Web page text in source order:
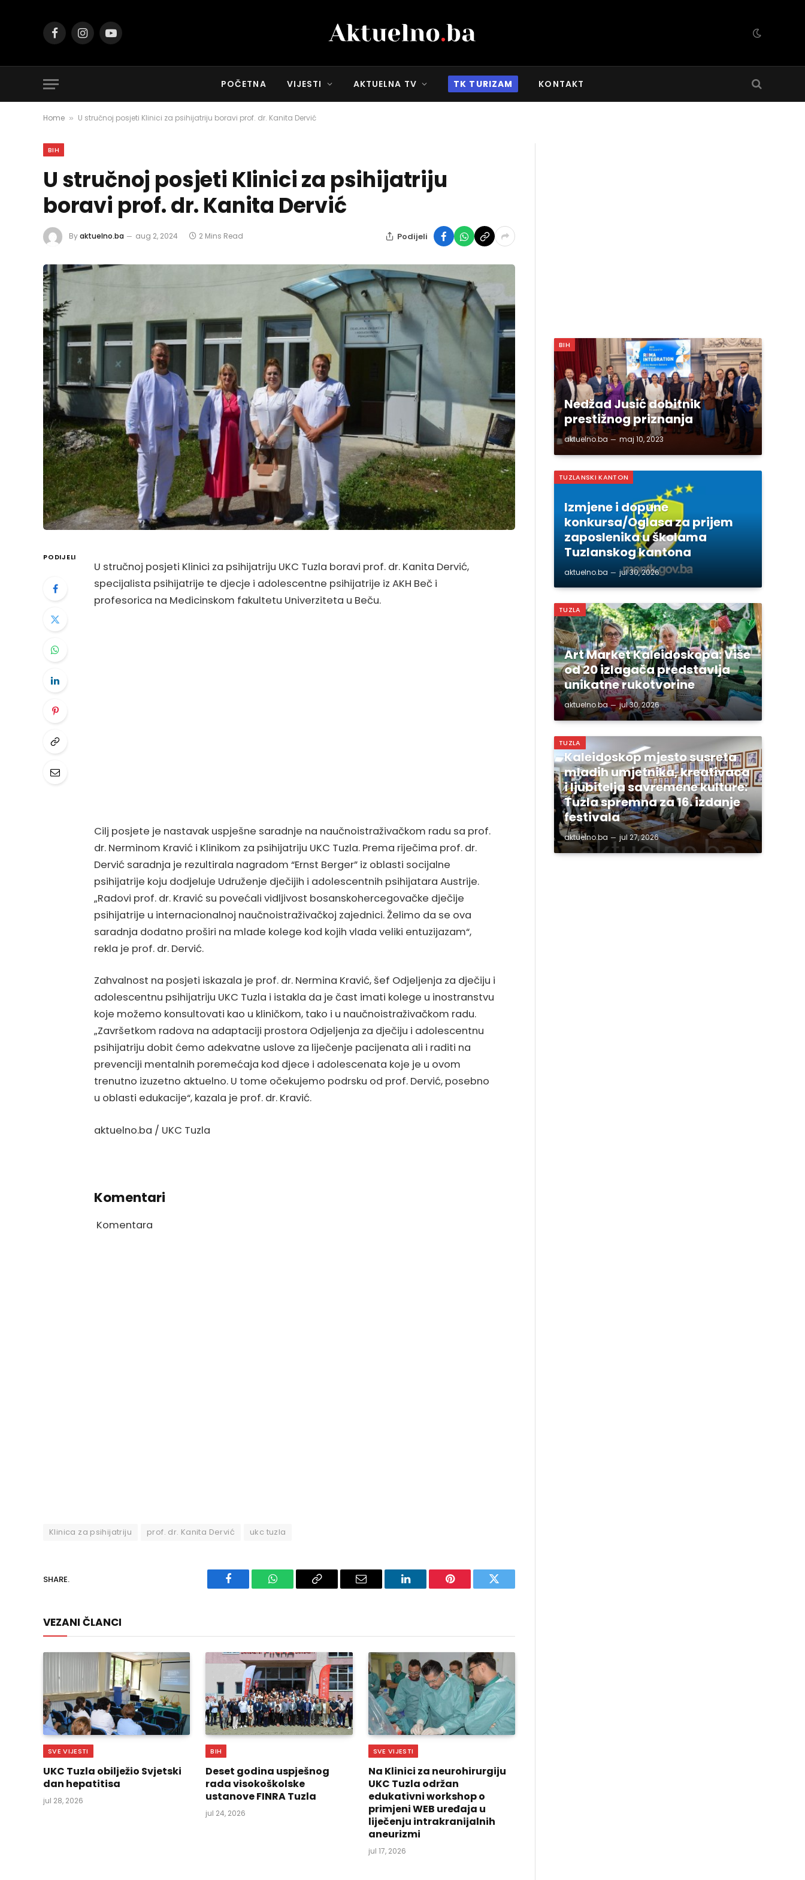
FacebookInstagramYouTube
POČETNA VIJESTI AKTUELNA TV TK TURIZAM KONTAKT
Home » U stručnoj posjeti Klinici za psihijatriju boravi prof. dr. Kanita Dervić
BIH
U stručnoj posjeti Klinici za psihijatriju
boravi prof. dr. Kanita Dervić
Byaktuelno.ba aug 2, 2024 2 Mins Read Podijeli
PODIJELI
U stručnoj posjeti Klinici za psihijatriju UKC Tuzla boravi prof. dr. Kanita Dervić,
specijalista psihijatrije te djecje i adolescentne psihijatrije iz AKH Beč i
profesorica na Medicinskom fakultetu Univerziteta u Beču.
Cilj posjete je nastavak uspješne saradnje na naučnoistraživačkom radu sa prof.
dr. Nerminom Kravić i Klinikom za psihijatriju UKC Tuzla. Prema riječima prof. dr.
Dervić saradnja je rezultirala nagradom “Ernst Berger” iz oblasti socijalne
psihijatrije koju dodjeluje Udruženje dječijih i adolescentnih psihijatara Austrije.
„Radovi prof. dr. Kravić su povećali vidljivost bosanskohercegovačke dječije
psihijatrije u internacionalnoj naučnoistraživačkoj zajednici. Želimo da se ova
saradnja dodatno proširi na mlade kolege kod kojih vlada veliki entuzijazam“,
rekla je prof. dr. Dervić.
Zahvalnost na posjeti iskazala je prof. dr. Nermina Kravić, šef Odjeljenja za dječiju i
adolescentnu psihijatriju UKC Tuzla i istakla da je čast imati kolege u inostranstvu
koje možemo konsultovati kao u kliničkom, tako i u naučnoistraživačkom radu.
„Završetkom radova na adaptaciji prostora Odjeljenja za dječiju i adolescentnu
psihijatriju dobit ćemo adekvatne uslove za liječenje pacijenata ali i raditi na
prevenciji mentalnih poremećaja kod djece i adolescenata koje je u ovom
trenutno izuzetno aktuelno. U tome očekujemo podrsku od prof. Dervić, posebno
u oblasti edukacije“, kazala je prof. dr. Kravić.
aktuelno.ba / UKC Tuzla
Komentari
Komentara
Klinica za psihijatriju prof. dr. Kanita Dervić ukc tuzla
SHARE.
Facebook WhatsAppCopy
Email LinkedIn Pinterest Twitter
VEZANI ČLANCI
SVE VIJESTI
UKC Tuzla obilježio Svjetski
dan hepatitisa
jul 28, 2026
BIH
Deset godina uspješnog
rada visokoškolske
ustanove FINRA Tuzla
jul 24, 2026
SVE VIJESTI
Na Klinici za neurohirurgiju
UKC Tuzla održan
edukativni workshop o
primjeni WEB uređaja u
liječenju intrakranijalnih
aneurizmi
jul 17, 2026
BIH
Nedžad Jusić dobitnik
prestižnog priznanja
aktuelno.ba maj 10, 2023
TUZLANSKI KANTON
Izmjene i dopune
konkursa/Oglasa za prijem
zaposlenika u školama
Tuzlanskog kantona
aktuelno.ba jul 30, 2026
TUZLA
Art Market Kaleidoskopa: Više
od 20 izlagača predstavlja
unikatne rukotvorine
aktuelno.ba jul 30, 2026
TUZLA
Kaleidoskop mjesto susreta
mladih umjetnika, kreativaca
i ljubitelja savremene kulture:
Tuzla spremna za 16. izdanje
festivala
aktuelno.ba jul 27, 2026